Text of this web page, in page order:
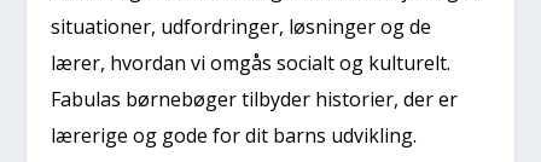
situationer, udfordringer, løsninger og de
lærer, hvordan vi omgås socialt og kulturelt.
Fabulas børnebøger tilbyder historier, der er
lærerige og gode for dit barns udvikling.